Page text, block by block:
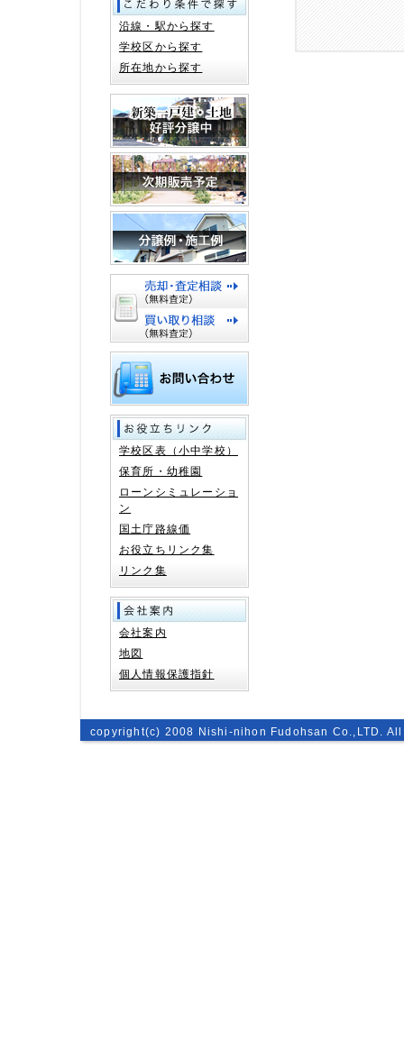
沿線・駅から探す
学校区から探す
所在地から探す
学校区表（小中学校）
保育所・幼稚園
ローンシミュレーショ
ン
国土庁路線価
お役立ちリンク集
リンク集
会社案内
地図
個人情報保護指針
copyright(c) 2008 Nishi-nihon Fudohsan Co.,LTD.